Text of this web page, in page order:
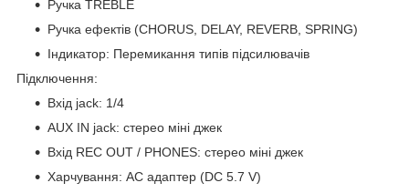
Ручка TREBLE
Ручка ефектів (CHORUS, DELAY, REVERB, SPRING)
Індикатор: Перемикання типів підсилювачів
Підключення:
Вхід jack: 1/4
AUX IN jack: стерео міні джек
Вхід REC OUT / PHONES: стерео міні джек
Харчування: AC адаптер (DC 5.7 V)